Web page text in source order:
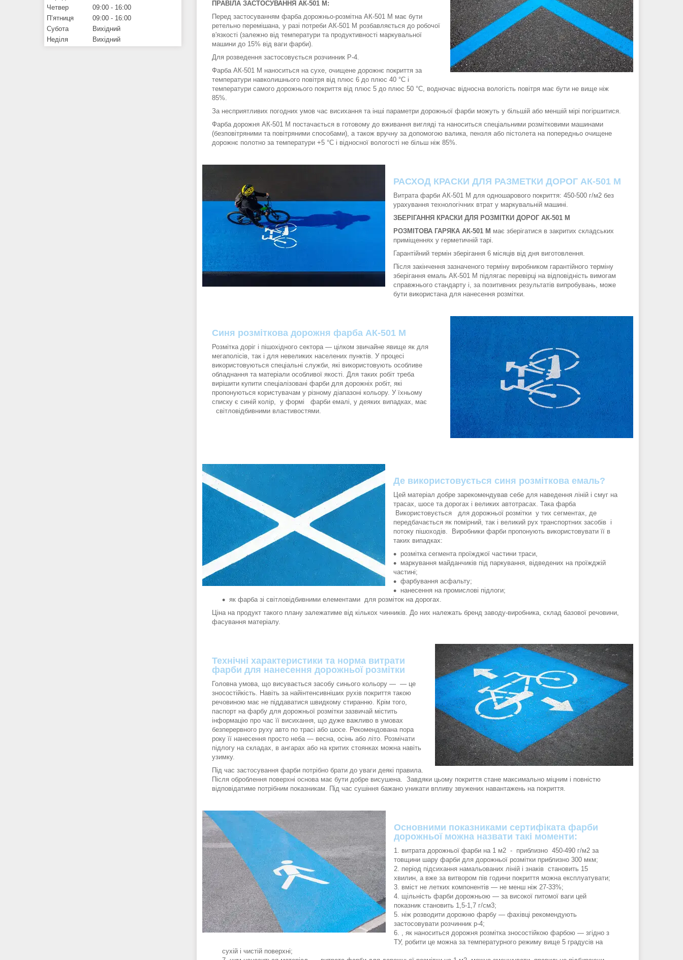
ПРАВІЛА ЗАСТОСУВАННЯ АК-501 М:
Перед застосуванням фарба дорожньо-розмітна АК-501 М має бути
ретельно перемішана, у разі потреби АК-501 М розбавляється до робочої
в'язкості (залежно від температури та продуктивності маркувальної
машини до 15% від ваги фарби).
Для розведення застосовується розчинник Р-4.
Фарба АК-501 М наноситься на сухе, очищене дорожнє покриття за
температури навколишнього повітря від плюс 6 до плюс 40 °C і
температури самого дорожнього покриття від плюс 5 до плюс 50 °C, водночас відносна вологість повітря має бути не вище ніж
85%.
За несприятливих погодних умов час висихання та інші параметри дорожньої фарби можуть у більшій або меншій мірі погіршитися.
Фарба дорожня АК-501 М постачається в готовому до вживання вигляді та наноситься спеціальними розмітковими машинами
(безповітряними та повітряними способами), а також вручну за допомогою валика, пензля або пістолета на попередньо очищене
дорожнє полотно за температури +5 °C і відносної вологості не більш ніж 85%.
РАСХОД КРАСКИ ДЛЯ РАЗМЕТКИ ДОРОГ АК-501 М
Витрата фарби АК-501 М для одношарового покриття: 450-500 г/м2 без
урахування технологічних втрат у маркувальній машині.
ЗБЕРІГАННЯ КРАСКИ ДЛЯ РОЗМІТКИ ДОРОГ АК-501 М
РОЗМІТОВА ГАРЯКА АК-501 М має зберігатися в закритих складських
приміщеннях у герметичній тарі.
Гарантійний термін зберігання 6 місяців від дня виготовлення.
Після закінчення зазначеного терміну виробником гарантійного терміну
зберігання емаль АК-501 М підлягає перевірці на відповідність вимогам
справжнього стандарту і, за позитивних результатів випробувань, може
бути використана для нанесення розмітки.
Синя розміткова дорожня фарба АК-501 М
Розмітка доріг і пішохідного сектора — цілком звичайне явище як для
мегаполісів, так і для невеликих населених пунктів. У процесі
використовуються спеціальні служби, які використовують особливе
обладнання та матеріали особливої якості. Для таких робіт треба
вирішити купити спеціалізовані фарби для дорожніх робіт, які
пропонуються користувачам у різному діапазоні кольору. У їхньому
списку є синій колір, у формі фарби емалі, у деяких випадках, має
світловідбивними властивостями.
Де використовується синя розміткова емаль?
Цей матеріал добре зарекомендував себе для наведення ліній і смуг на
трасах, шосе та дорогах і великих автотрасах. Така фарба
Використовується для дорожньої розмітки у тих сегментах, де
передбачається як помірний, так і великий рух транспортних засобів і
потоку пішоходів. Виробники фарби пропонують використовувати її в
таких випадках:
розмітка сегмента проїжджої частини траси,
маркування майданчиків під паркування, відведених на проїжджій
частині;
фарбування асфальту;
нанесення на промислові підлоги;
як фарба зі світловідбивними елементами для розміток на дорогах.
Ціна на продукт такого плану залежатиме від кількох чинників. До них належать бренд заводу-виробника, склад базової речовини,
фасування матеріалу.
Технічні характеристики та норма витрати
фарби для нанесення дорожньої розмітки
Головна умова, що висувається засобу синього кольору — — це
зносостійкість. Навіть за найінтенсивніших рухів покриття такою
речовиною має не піддаватися швидкому стиранню. Крім того,
паспорт на фарбу для дорожньої розмітки зазвичай містить
інформацію про час її висихання, що дуже важливо в умовах
безперервного руху авто по трасі або шосе. Рекомендована пора
року її нанесення просто неба — весна, осінь або літо. Розмічати
підлогу на складах, в ангарах або на критих стоянках можна навіть
узимку.
Під час застосування фарби потрібно брати до уваги деякі правила.
Після оброблення поверхні основа має бути добре висушена. Завдяки цьому покриття стане максимально міцним і повністю
відповідатиме потрібним показникам. Під час сушіння бажано уникати впливу звужених навантажень на покриття.
Основними показниками сертифіката фарби
дорожньої можна назвати такі моменти:
витрата дорожньої фарби на 1 м2 - приблизно 450-490 г/м2 за
товщини шару фарби для дорожньої розмітки приблизно 300 мкм;
період підсихання намальованих ліній і знаків становить 15
хвилин, а вже за витвором пів години покриття можна експлуатувати;
вміст не летких компонентів — не менш ніж 27-33%;
щільність фарби дорожньою — за високої питомої ваги цей
показник становить 1,5-1,7 г/см3;
ніж розводити дорожню фарбу — фахівці рекомендують
застосовувати розчинник р-4;
, як наноситься дорожня розмітка зносостійкою фарбою — згідно з
ТУ, робити це можна за температурного режиму вище 5 градусів на
сухій і чистій поверхні;
Четвер
09:00
16:00
Пʼятниця
09:00
16:00
Субота
Вихідний
Неділя
Вихідний